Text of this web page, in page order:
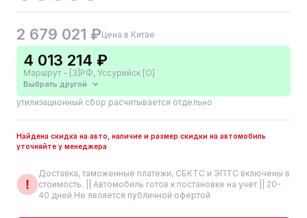
2 679 021 ₽Цена в Китае
4 013 214 ₽
Маршрут - [3]РФ, Уссурийск [О]
Выбрать другой
утилизационный сбор расчитывается отдельно
Найдена скидка на авто, наличие и размер скидки на автомобиль
уточняйте у менеджера
Доставка, таможенные платежи, СБКТС и ЭПТС включены в
стоимость. || Автомобиль готов к постановке на учет || 20-
40 дней Не является публичной офертой